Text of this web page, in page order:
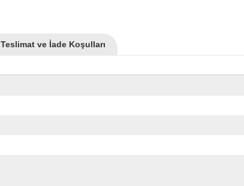
Teslimat ve İade Koşulları